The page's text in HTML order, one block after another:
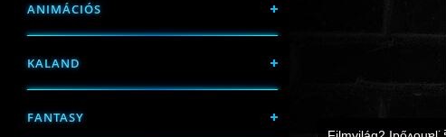
ANIMÁCIÓS
KALAND
FANTASY